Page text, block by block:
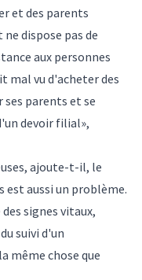
et des parents
dispose pas de
aux personnes
mal vu d'acheter des
parents et se
devoir filial»,
ajoute-t-il, le
est aussi un problème.
signes vitaux,
suivi d'un
même chose que